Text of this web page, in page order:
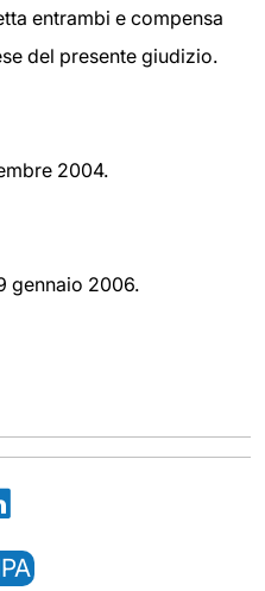
entrambi e compensa
del presente giudizio.
2004.
gennaio 2006.